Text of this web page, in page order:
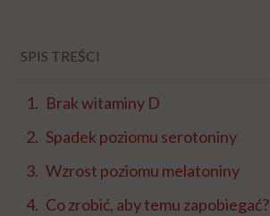
SPIS TREŚCI
Brak witaminy D
Spadek poziomu serotoniny
Wzrost poziomu melatoniny
Co zrobić, aby temu zapobiegać?